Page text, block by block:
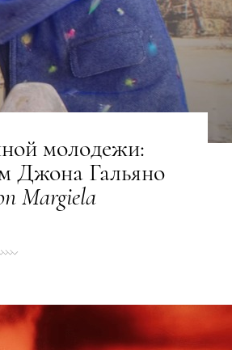
молодежи:
Джона Гальяно
Margiela